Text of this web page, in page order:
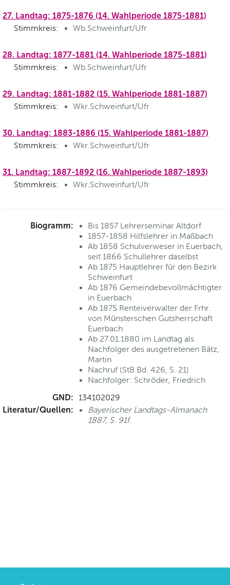
27. Landtag: 1875-1876 (14. Wahlperiode 1875-1881)
Stimmkreis: Wb.Schweinfurt/Ufr
28. Landtag: 1877-1881 (14. Wahlperiode 1875-1881)
Stimmkreis: Wb.Schweinfurt/Ufr
29. Landtag: 1881-1882 (15. Wahlperiode 1881-1887)
Stimmkreis: Wkr.Schweinfurt/Ufr
30. Landtag: 1883-1886 (15. Wahlperiode 1881-1887)
Stimmkreis: Wkr.Schweinfurt/Ufr
31. Landtag: 1887-1892 (16. Wahlperiode 1887-1893)
Stimmkreis: Wkr.Schweinfurt/Ufr
Biogramm:
Bis 1857 Lehrerseminar Altdorf
1857-1858 Hilfslehrer in Maßbach
Ab 1858 Schulverweser in Euerbach,
seit 1866 Schullehrer daselbst
Ab 1875 Hauptlehrer für den Bezirk
Schweinfurt
Ab 1876 Gemeindebevollmächtigter
in Euerbach
Ab 1875 Renteiverwalter der Frhr.
von Münsterschen Gutsherrschaft
Euerbach
Ab 27.01.1880 im Landtag als
Nachfolger des ausgetretenen Bätz,
Martin
Nachruf (StB Bd. 426, S. 21)
Nachfolger: Schröder, Friedrich
GND: 134102029
Literatur/Quellen:
Bayerischer Landtags-Almanach
1887, S. 91f.